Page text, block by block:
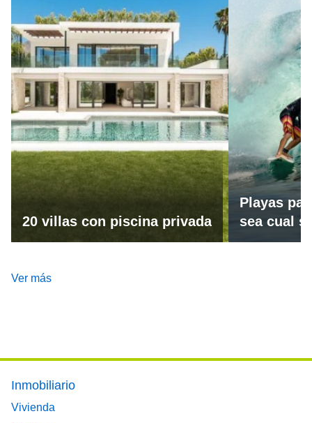
20 villas con piscina privada
Playas
sea cual
Ver más
Footer main menu
Inmobiliario
Vivienda